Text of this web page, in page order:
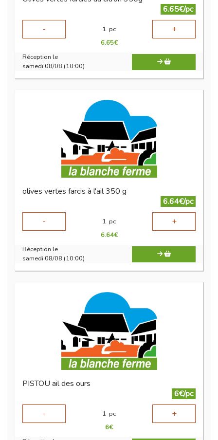
6.65€/pc
-
1 pc +
6.65€
Réception le
samedi 08/08 (10:00)
olives vertes farcis à l'ail 350 g
6.64€/pc
-
1 pc +
6.64€
Réception le
samedi 08/08 (10:00)
PISTOU ail des ours
6€/pc
-
1 pc +
6€